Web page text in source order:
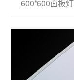
600*600面板灯